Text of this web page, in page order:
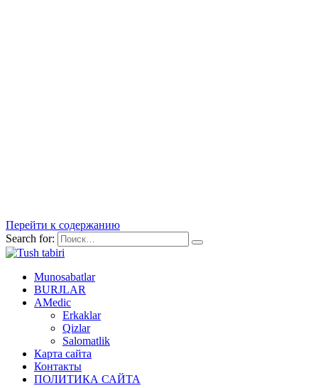
Перейти к содержанию
Search for:
Munosabatlar
BURJLAR
AMedic
Erkaklar
Qizlar
Salomatlik
Карта сайта
Контакты
ПОЛИТИКА САЙТА